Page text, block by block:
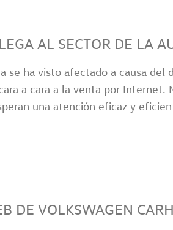
AL SECTOR DE LA
se ha visto afectado a causa del
a cara a la venta por
una atención eficaz y
DE VOLKSWAGEN